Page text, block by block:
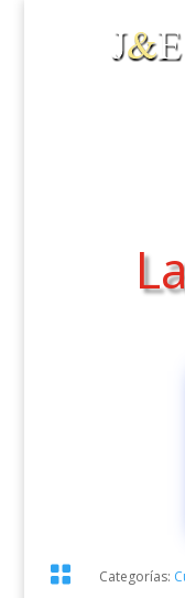
 Categorías: